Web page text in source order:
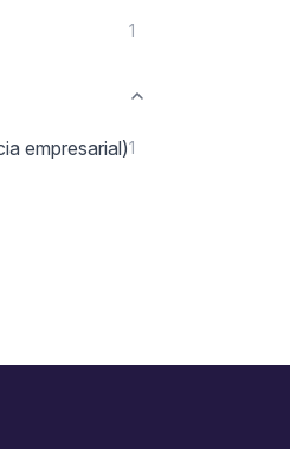
1
empresarial)1